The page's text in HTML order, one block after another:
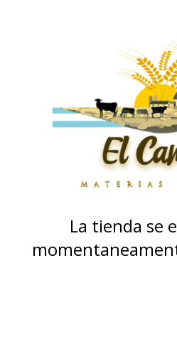
La tienda se